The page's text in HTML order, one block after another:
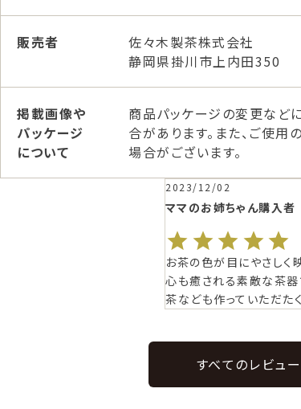
販売者
佐々木製茶株式会社
静岡県掛川市上内田350
掲載画像や
パッケージ
について
商品パッケージの変更など
合があります。また、ご使
場合がございます。
ママのお姉ちゃん購入者
2023/12/02
お茶の色が目にやさしく
心も癒される素敵な茶器
茶なども作っていただた
すべてのレビュ